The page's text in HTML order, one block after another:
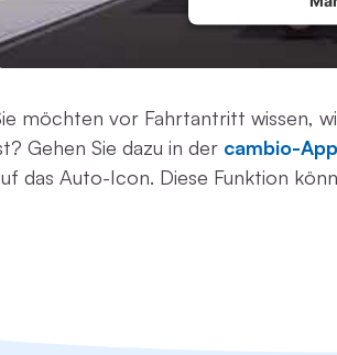
möchten vor Fahrtantritt wissen,
Gehen Sie dazu in der cambio-App
das Auto-Icon. Diese Funktion